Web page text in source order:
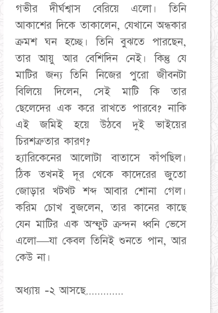
গভীর দীর্ঘশ্বাস বেরিয়ে এলো। তিনি
আকাশের দিকে তাকালেন, যেখানে অন্ধকার
ক্রমশ ঘন হচ্ছে। তিনি বুঝতে পারছেন,
তার আয়ু আর বেশিদিন নেই। কিন্তু যে
মাটির জন্য তিনি নিজের পুরো জীবনটা
বিলিয়ে দিলেন, সেই মাটি কি তার
ছেলেদের এক করে রাখতে পারবে? নাকি
এই জমিই হয়ে উঠবে দুই ভাইয়ের
চিরশত্রুতার কারণ?
​হ্যারিকেনের আলোটা বাতাসে কাঁপছিল।
ঠিক তখনই দূর থেকে কাদেরের জুতো
জোড়ার খটখট শব্দ আবার শোনা গেল।
করিম চোখ বুজলেন, তার কানের কাছে
যেন মাটির এক অস্ফুট ক্রন্দন ধ্বনি ভেসে
এলো—যা কেবল তিনিই শুনতে পান, আর
কেউ না।
অধ্যায় -২ আসছে.............